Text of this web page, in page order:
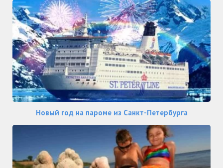
Новый год на пароме из Санкт-Петербурга